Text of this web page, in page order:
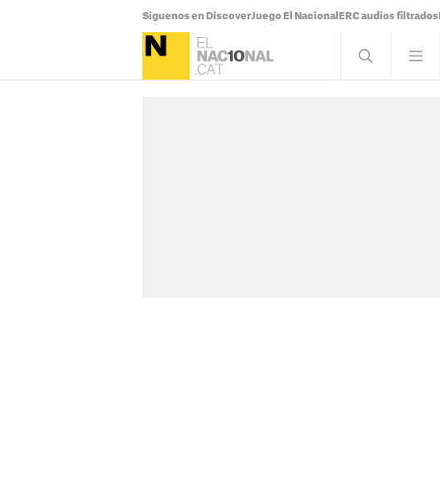
Síguenos en DiscoverJuego El Nacional ERC audios filtrados